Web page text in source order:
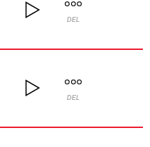
DEL
DEL